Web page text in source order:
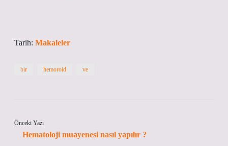
Tarih: Makaleler
bir hemoroid ve
Önceki Yazı
Hematoloji muayenesi nasıl yapılır ?